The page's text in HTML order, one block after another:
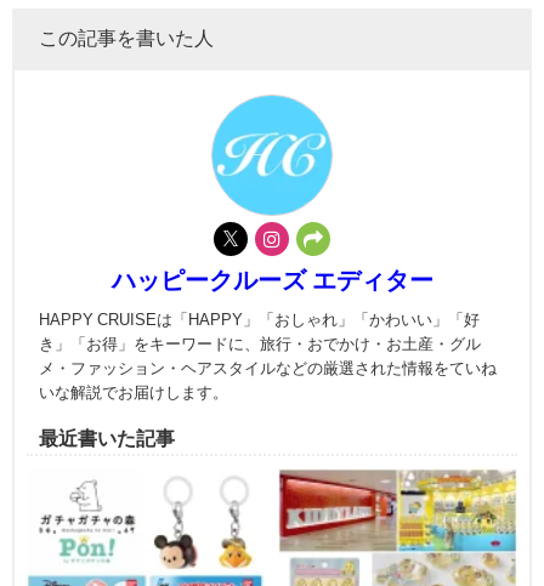
この記事を書いた人
ハッピークルーズ エディター
HAPPY CRUISEは「HAPPY」「おしゃれ」「かわいい」「好
き」「お得」をキーワードに、旅行・おでかけ・お土産・グル
メ・ファッション・ヘアスタイルなどの厳選された情報をていね
いな解説でお届けします。
最近書いた記事